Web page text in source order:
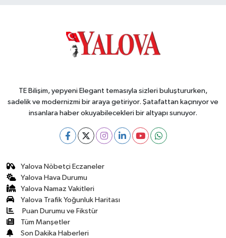
TE Bilişim, yepyeni Elegant temasıyla sizleri buluştururken,
sadelik ve modernizmi bir araya getiriyor. Şatafattan kaçınıyor ve
insanlara haber okuyabilecekleri bir altyapı sunuyor.
Yalova Nöbetçi Eczaneler
Yalova Hava Durumu
Yalova Namaz Vakitleri
Yalova Trafik Yoğunluk Haritası
Puan Durumu ve Fikstür
Tüm Manşetler
Son Dakika Haberleri